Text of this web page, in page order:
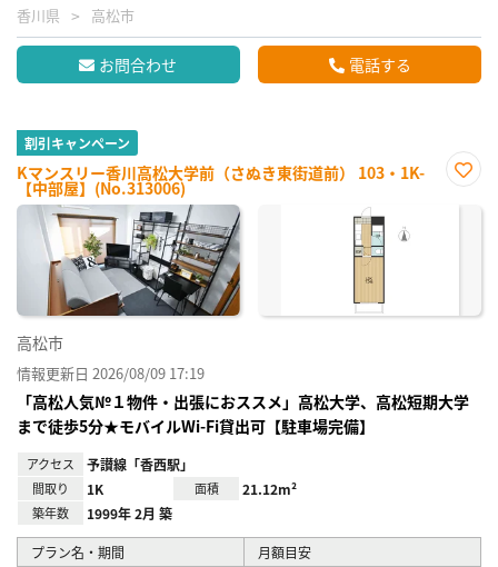
香川県 高松市
お問合わせ 電話する
割引キャンペーン
Kマンスリー香川高松大学前（さぬき東街道前） 103・1K-
【中部屋】(No.313006)
に入
高松市
情報更新日 2026/08/09 17:19
「高松人気№１物件・出張におススメ」高松大学、高松短期大学
まで徒歩5分★モバイルWi-Fi貸出可【駐車場完備】
アクセス 予讃線「香西駅」
間取り 1K 面積 21.12m²
築年数 1999年 2月 築
プラン名・期間 月額目安